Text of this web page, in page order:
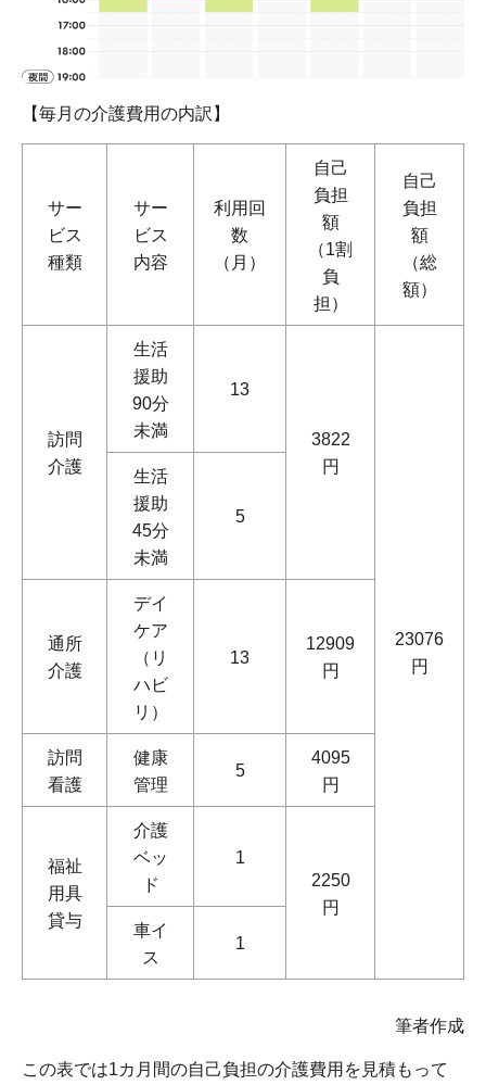
【毎月の介護費用の内訳】
サー
ビス
種類
サー
ビス
内容
利用回
数
（月）
自己
負担
額
（1割
負
担）
自己
負担
額
（総
額）
訪問
介護
生活
援助
90分
未満
13
3822
円
23076
円
生活
援助
45分
未満
5
通所
介護
デイ
ケア
（リ
ハビ
リ）
13
12909
円
訪問
看護
健康
管理
5
4095
円
福祉
用具
貸与
介護
ベッ
ド
1
2250
円
車イ
ス
1
筆者作成
この表では1カ月間の自己負担の介護費用を見積もって